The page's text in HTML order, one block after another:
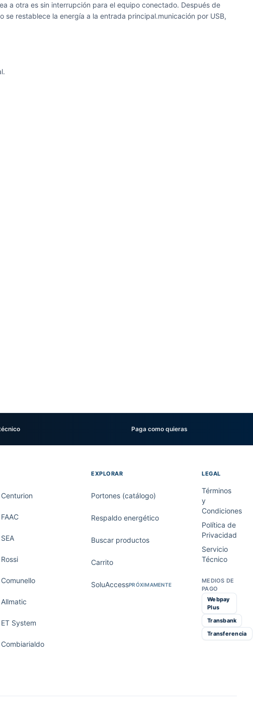
a otra es sin interrupción para el equipo conectado. Después de
restablece la energía a la entrada principal.municación por USB,
Paga como quieras
Centurion
FAAC
SEA
Rossi
Comunello
Allmatic
ET System
Combiarialdo
EXPLORAR
Portones (catálogo)
Respaldo energético
Buscar productos
Carrito
SoluAccessPRÓXIMAMENTE
LEGAL
Términos
y
Condiciones
Política de
Privacidad
Servicio
Técnico
MEDIOS DE
PAGO
Webpay
Plus
Transbank
Transferencia